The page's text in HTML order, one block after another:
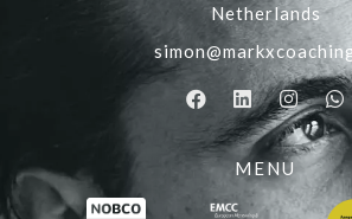
Netherlands
MENU